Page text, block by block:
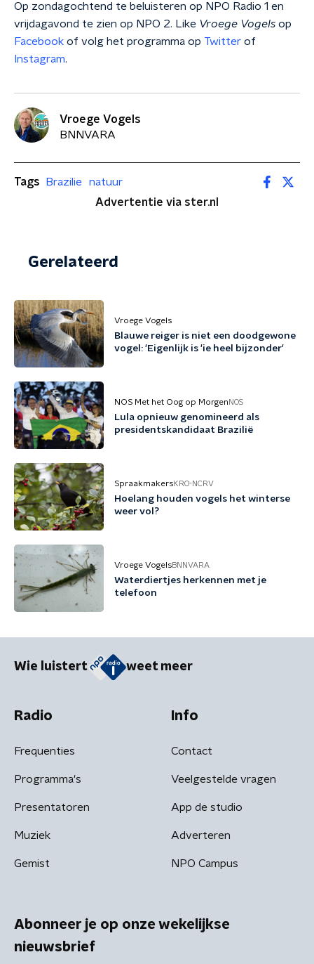
Op zondagochtend te beluisteren op NPO Radio 1 en
vrijdagavond te zien op NPO 2. Like Vroege Vogels op
Facebook of volg het programma op Twitter of
Instagram.
Vroege Vogels
BNNVARA
Tags Brazilie
natuur
Advertentie via ster.nl
Gerelateerd
Vroege Vogels
Blauwe reiger is niet een doodgewone
vogel: 'Eigenlijk is 'ie heel bijzonder'
NOS Met het Oog op Morgen NOS
Lula opnieuw genomineerd als
presidentskandidaat Brazilië
SpraakmakersKRO-NCRV
Hoelang houden vogels het winterse
weer vol?
Vroege VogelsBNNVARA
Waterdiertjes herkennen met je
telefoon
Wie luistert weet meer
Radio
Frequenties
Programma's
Presentatoren
Muziek
Gemist
Info
Contact
Veelgestelde vragen
App de studio
Adverteren
NPO Campus
Abonneer je op onze wekelijkse
nieuwsbrief